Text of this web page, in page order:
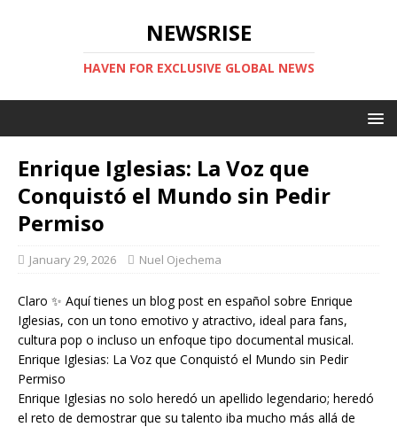
NEWSRISE
HAVEN FOR EXCLUSIVE GLOBAL NEWS
Enrique Iglesias: La Voz que
Conquistó el Mundo sin Pedir
Permiso
January 29, 2026 Nuel Ojechema
Claro ✨ Aquí tienes un blog post en español sobre Enrique
Iglesias, con un tono emotivo y atractivo, ideal para fans,
cultura pop o incluso un enfoque tipo documental musical.
Enrique Iglesias: La Voz que Conquistó el Mundo sin Pedir
Permiso
Enrique Iglesias no solo heredó un apellido legendario; heredó
el reto de demostrar que su talento iba mucho más allá de